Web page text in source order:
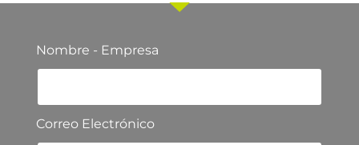
Nombre - Empresa
Correo Electrónico